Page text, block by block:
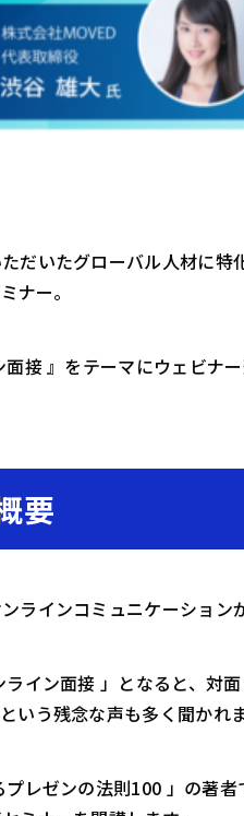
だいたグローバル人材に
ナー。
接 』をテーマにウェビナー
要
ラインコミュニケーション
ライン面接 」となると、対
いう残念な声も多く聞かれま
レゼンの法則100 」の著